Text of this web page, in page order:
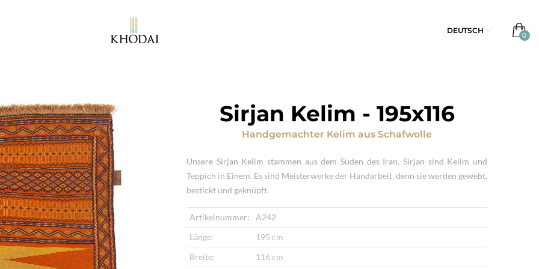
DEUTSCH
Sirjan Kelim - 195x116
Handgemachter Kelim aus Schafwolle
Unsere Sirjan Kelim stammen aus dem Süden des Iran. Sirjan sind Kelim und
Teppich in Einem. Es sind Meisterwerke der Handarbeit, denn sie werden gewebt,
bestickt und geknüpft.
Artikelnummer:
A242
Länge:
195 cm
Breite:
116 cm